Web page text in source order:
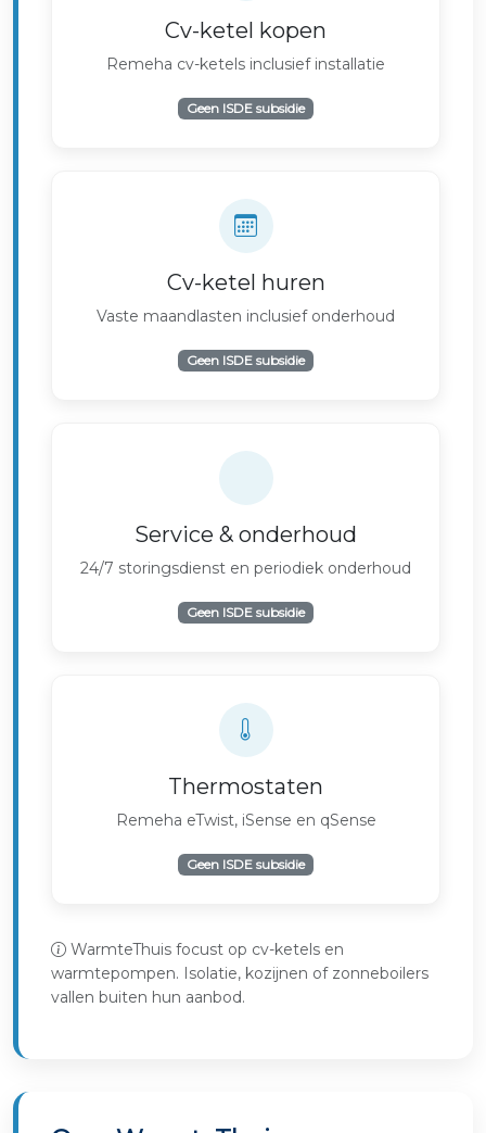
Cv-ketel kopen
Remeha cv-ketels inclusief installatie
Geen ISDE subsidie
Cv-ketel huren
Vaste maandlasten inclusief onderhoud
Geen ISDE subsidie
Service & onderhoud
24/7 storingsdienst en periodiek onderhoud
Geen ISDE subsidie
Thermostaten
Remeha eTwist, iSense en qSense
Geen ISDE subsidie
WarmteThuis focust op cv-ketels en
warmtepompen. Isolatie, kozijnen of zonneboilers
vallen buiten hun aanbod.